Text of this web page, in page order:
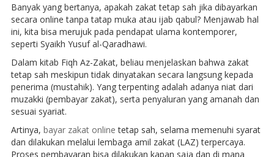
Banyak yang bertanya, apakah zakat tetap sah jika dibayarkan
secara online tanpa tatap muka atau ijab qabul? Menjawab hal
ini, kita bisa merujuk pada pendapat ulama kontemporer,
seperti Syaikh Yusuf al-Qaradhawi.
Dalam kitab Fiqh Az-Zakat, beliau menjelaskan bahwa zakat
tetap sah meskipun tidak dinyatakan secara langsung kepada
penerima (mustahik). Yang terpenting adalah adanya niat dari
muzakki (pembayar zakat), serta penyaluran yang amanah dan
sesuai syariat.
Artinya, bayar zakat online tetap sah, selama memenuhi syarat
dan dilakukan melalui lembaga amil zakat (LAZ) terpercaya.
Proses pembayaran bisa dilakukan kapan saja dan di mana